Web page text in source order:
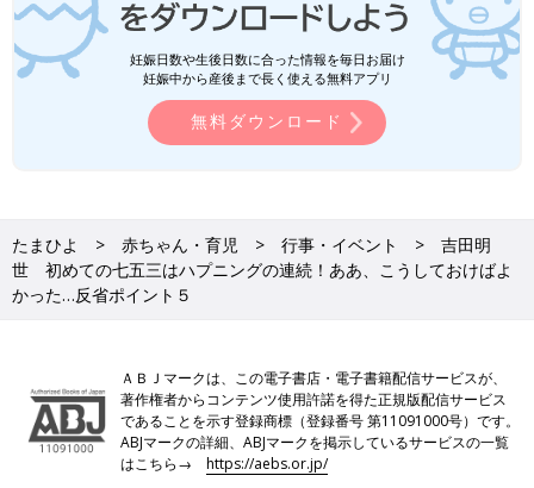
妊娠日数や生後日数に合った情報を毎日お届け
妊娠中から産後まで長く使える無料アプリ
無料ダウンロード
たまひよ 赤ちゃん・育児 行事・イベント
吉田明
世 初めての七五三はハプニングの連続！ああ、こうしておけばよ
かった…反省ポイント５
ＡＢＪマークは、この電子書店・電子書籍配信サービスが、
著作権者からコンテンツ使用許諾を得た正規版配信サービス
であることを示す登録商標（登録番号 第11091000号）です。
ABJマークの詳細、ABJマークを掲示しているサービスの一覧
はこちら→https://aebs.or.jp/